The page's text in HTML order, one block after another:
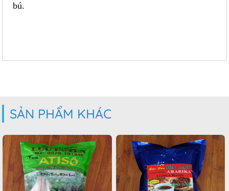
bú.
SẢN PHẨM KHÁC